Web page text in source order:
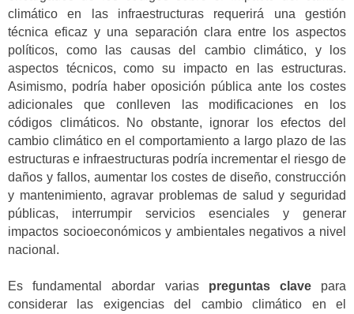
climático en las infraestructuras requerirá una gestión
técnica eficaz y una separación clara entre los aspectos
políticos, como las causas del cambio climático, y los
aspectos técnicos, como su impacto en las estructuras.
Asimismo, podría haber oposición pública ante los costes
adicionales que conlleven las modificaciones en los
códigos climáticos. No obstante, ignorar los efectos del
cambio climático en el comportamiento a largo plazo de las
estructuras e infraestructuras podría incrementar el riesgo de
daños y fallos, aumentar los costes de diseño, construcción
y mantenimiento, agravar problemas de salud y seguridad
públicas, interrumpir servicios esenciales y generar
impactos socioeconómicos y ambientales negativos a nivel
nacional.
Es fundamental abordar varias preguntas clavepara
considerar las exigencias del cambio climático en el